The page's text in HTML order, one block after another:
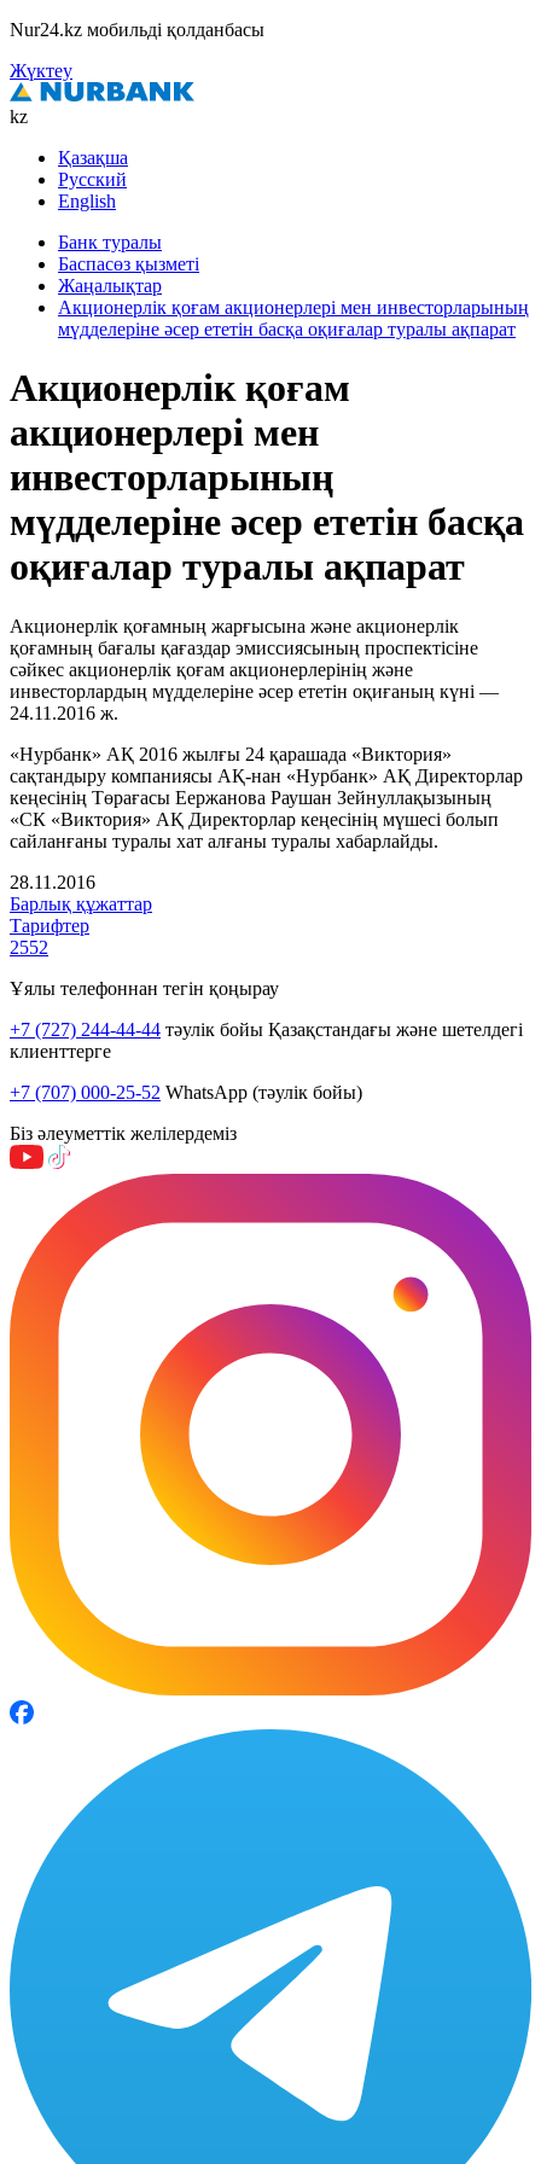
Nur24.kz мобильді қолданбасы
Жүктеу
kz
Қазақша
Русский
English
Банк туралы
Баспасөз қызметі
Жаңалықтар
Акционерлік қоғам акционерлері мен инвесторларының
мүдделеріне әсер ететін басқа оқиғалар туралы ақпарат
Акционерлік қоғам
акционерлері мен
инвесторларының
мүдделеріне әсер ететін басқа
оқиғалар туралы ақпарат
Акционерлік қоғамның жарғысына және акционерлік
қоғамның бағалы қағаздар эмиссиясының проспектісіне
сәйкес акционерлік қоғам акционерлерінің және
инвесторлардың мүдделеріне әсер ететін оқиғаның күні —
24.11.2016 ж.
«Нурбанк» АҚ 2016 жылғы 24 қарашада «Виктория»
сақтандыру компаниясы АҚ-нан «Нурбанк» АҚ Директорлар
кеңесінің Төрағасы Еержанова Раушан Зейнуллақызының
«СК «Виктория» АҚ Директорлар кеңесінің мүшесі болып
сайланғаны туралы хат алғаны туралы хабарлайды.
28.11.2016
Барлық құжаттар
Тарифтер
2552
Ұялы телефоннан тегін қоңырау
+7 (727) 244-44-44 тәулік бойы Қазақстандағы және шетелдегі
клиенттерге
+7 (707) 000-25-52 WhatsApp (тәулік бойы)
Біз әлеуметтік желілердеміз